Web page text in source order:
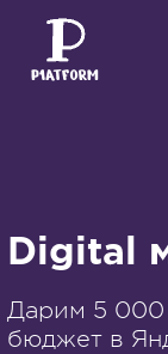
Digital
Дарим 5 000
бюджет в
Digital
Работаем по